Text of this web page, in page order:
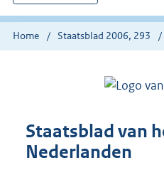
hier:
Home Staatsblad 2006, 293
Staatsblad van
Nederlanden